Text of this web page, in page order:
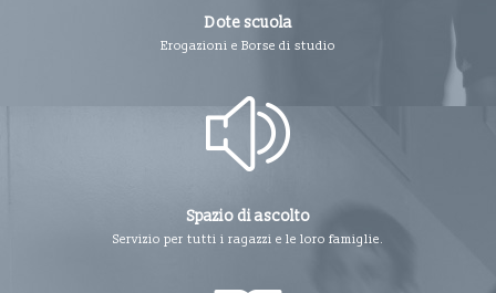
Dote scuola
Erogazioni e Borse di studio
Spazio di ascolto
Servizio per tutti i ragazzi e le loro famiglie.